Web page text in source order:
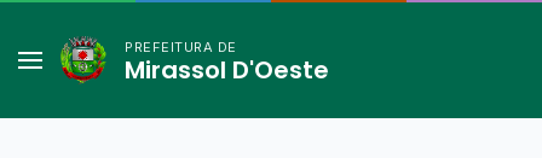
PREFEITURA DE
Mirassol D'Oeste